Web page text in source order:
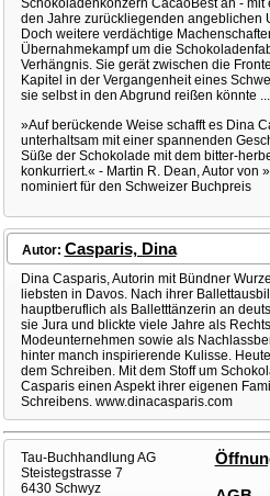
Schokoladenkonzern CacaoBest an - mit
den Jahre zurückliegenden angeblichen
Doch weitere verdächtige
Übernahmekampf um die
Verhängnis. Sie gerät zwischen die
Kapitel in der Vergangenheit eines
sie selbst in den Abgrund reißen könnte ...
»Auf berückende Weise schafft es Dina
unterhaltsam mit einer spannenden
Süße der Schokolade mit dem bitter-
konkurriert.« - Martin R. Dean, Autor von
nominiert für den Schweizer Buchpreis
Autor: Casparis, Dina
Dina Casparis, Autorin mit Bündner
liebsten in Davos. Nach ihrer
hauptberuflich als Balletttänzerin an
sie Jura und blickte viele Jahre als
Modeunternehmen sowie als
hinter manch inspirierende Kulisse.
dem Schreiben. Mit dem Stoff um
Casparis einen Aspekt ihrer eigenen
Schreibens. www.dinacasparis.com
Tau-Buchhandlung AG
Steistegstrasse 7
6430 Schwyz